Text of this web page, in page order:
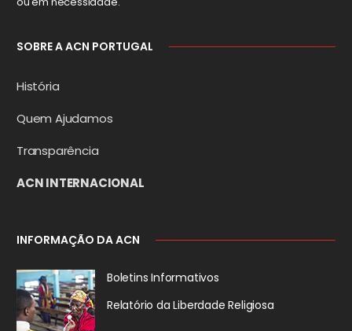
SOBRE A ACN PORTUGAL
História
Quem Ajudamos
Transparência
ACN INTERNACIONAL
INFORMAÇÃO DA ACN
Boletins Informativos
Relatório da Liberdade Religiosa